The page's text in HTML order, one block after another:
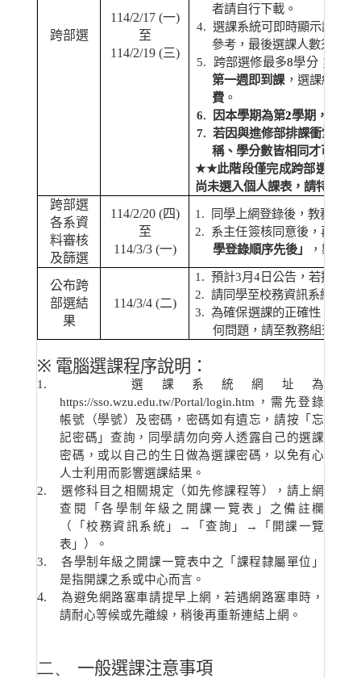
跨部選
114/2/17 (一)
至
114/2/19 (三)
者請自行下載。
4. 選課系統可即時顯示該日
參考，最後選課人數須待
5.
跨部選修最多8學分；請有
第一週即到課，選課結果
費 。
6.
因本學期為第2學期，故僅
7. 若因與進修部排課衝堂，
稱、學分數皆相同才可申
★★此階段僅完成跨部選科目
尚未選入個人課表，請特別留
跨部選
各系資
料審核
及篩選
114/2/20 (四)
至
114/3/3 (一)
1.
同學上網登錄後，教務組
2. 系主任簽核同意後，再進
學登錄順序先後」
，剔除
公布跨
部選結
果
114/3/4 (二)
1. 預計3月4日公告，若提前
2. 請同學至校務資訊系統查詢
3. 為確保選課的正確性，在
何問題，請至教務組查詢。
※ 電腦選課程序說明：
1.
選課系統網址為
https://sso.wzu.edu.tw/Portal/login.htm ，需先登錄
帳號（學號）及密碼，密碼如有遺忘，請按「忘
記密碼」查詢，同學請勿向旁人透露自己的選課
密碼，或以自己的生日做為選課密碼，以免有心
人士利用而影響選課結果。
2.
選修科目之相關規定（如先修課程等），請上網
查閱「各學制年級之開課一覽表」之備註欄
（「校務資訊系統」
→ 「查詢」 →
「開課一覽
表」）。
3.
各學制年級之開課一覽表中之「課程隸屬單位」
是指開課之系或中心而言。
4.
為避免網路塞車請提早上網，若遇網路塞車時，
請耐心等候或先離線，稍後再重新連結上網。
二、 一般選課注意事項